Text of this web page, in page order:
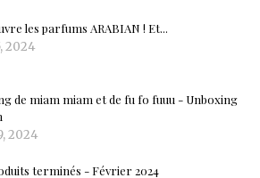
les parfums ARABIAN ! Et...
2024
de miam miam et de fu fo fuuu - Unboxing
2024
terminés - Février 2024